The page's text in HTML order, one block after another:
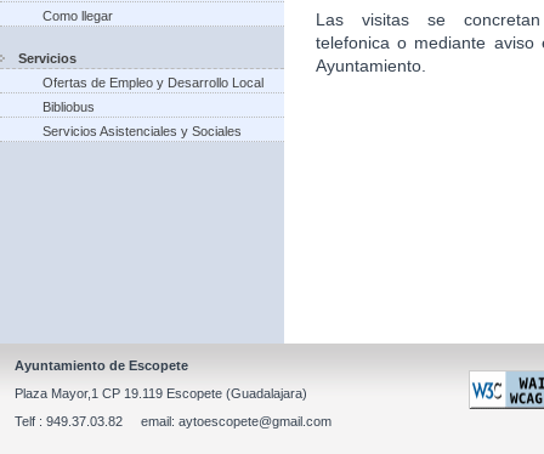
Como llegar
Servicios
Ofertas de Empleo y Desarrollo Local
Bibliobus
Servicios Asistenciales y Sociales
Las visitas se
telefonica o mediante aviso
Ayuntamiento.
Ayuntamiento de Escopete
Plaza Mayor,1 CP 19.119 Escopete (Guadalajara)
Telf : 949.37.03.82 email: aytoescopete@gmail.com